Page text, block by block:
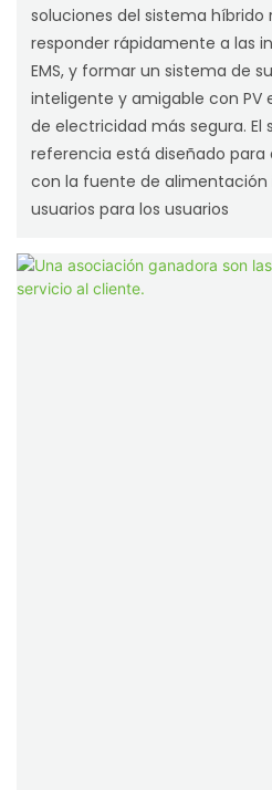
soluciones del sistema híbrido
responder rápidamente a las
EMS, y formar un sistema de
inteligente y amigable con PV
de electricidad más segura.
referencia está diseñado
con la fuente de alimentación
usuarios para los usuarios